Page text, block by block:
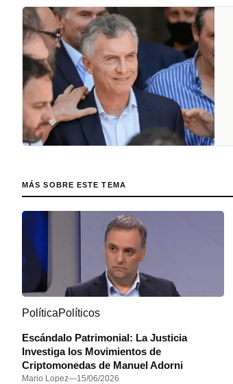
MÁS SOBRE ESTE TEMA
PolíticaPolíticos
Escándalo Patrimonial: La Justicia
Investiga los Movimientos de
Criptomonedas de Manuel Adorni
Mario Lopez—15/06/2026